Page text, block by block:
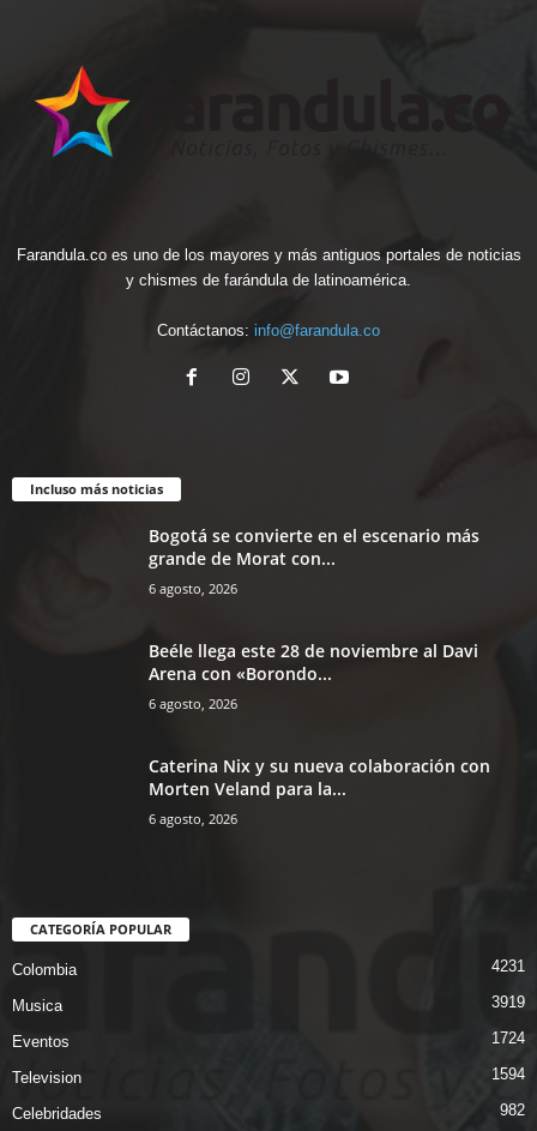
Farandula.co es uno de los mayores y más antiguos portales de noticias
y chismes de farándula de latinoamérica.
Contáctanos: info@farandula.co
Incluso más noticias
Bogotá se convierte en el escenario más
grande de Morat con...
6 agosto, 2026
Beéle llega este 28 de noviembre al Davi
Arena con «Borondo...
6 agosto, 2026
Caterina Nix y su nueva colaboración con
Morten Veland para la...
6 agosto, 2026
CATEGORÍA POPULAR
Colombia 4231
Musica 3919
Eventos 1724
Television 1594
Celebridades 982